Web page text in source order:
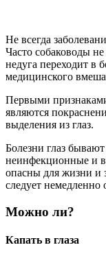
Не всегда
Часто собаководы
недуга переходит в
медицинского
Первыми
являются
выделения из глаз.
Болезни глаз
неинфекционные и
опасны для жизни и
следует немедленно
Можно ли?
Капать в глаза